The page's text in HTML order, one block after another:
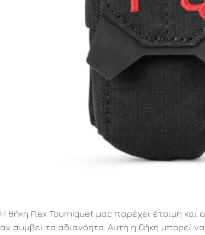
Η θήκη Flex Tourniquet μας παρέχει έτοιμη
αν συμβεί το αδιανόητο. Αυτή η θήκη μπορεί